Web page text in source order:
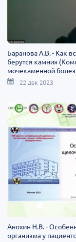
Баранова А.В. - Как
берутся камни»
мочекаменной
22 дек 2023
Анохин Н.В. -
организма у